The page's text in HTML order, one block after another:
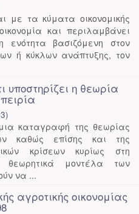
με τα κύματα οικονομικής
και περιλαμβάνει
βασιζόμενη στον
ή κύκλων ανάπτυξης, τον
υποστηρίζει η θεωρία
)
καταγραφή της θεωρίας
καθώς επίσης και της
κρίσεων κυρίως στη
μοντέλα των
να ...
αγροτικής οικονομίας